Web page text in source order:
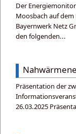
Der
Moosbach auf
Bayernwerk Netz
den folgenden...
Präsentation der
26.03.2025